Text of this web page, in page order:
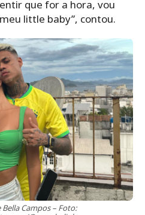
que for a hora, vou
little baby”, contou.
Campos – Foto: